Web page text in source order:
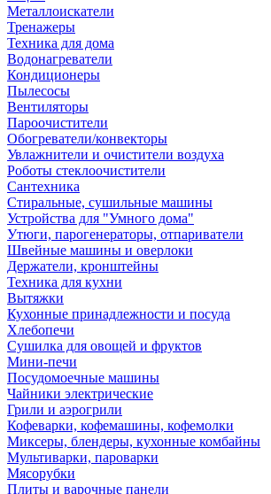
Металлоискатели
Тренажеры
Техника для дома
Водонагреватели
Кондиционеры
Пылесосы
Вентиляторы
Пароочистители
Обогреватели/конвекторы
Увлажнители и очистители воздуха
Роботы стеклоочистители
Сантехника
Стиральные, сушильные машины
Устройства для "Умного дома"
Утюги, парогенераторы, отпариватели
Швейные машины и оверлоки
Держатели, кронштейны
Техника для кухни
Вытяжки
Кухонные принадлежности и посуда
Хлебопечи
Сушилка для овощей и фруктов
Мини-печи
Посудомоечные машины
Чайники электрические
Грили и аэрогрили
Кофеварки, кофемашины, кофемолки
Миксеры, блендеры, кухонные комбайны
Мультиварки, пароварки
Мясорубки
Плиты и варочные панели